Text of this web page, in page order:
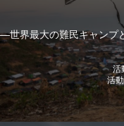
―世界最大の難民キャンプ
活
活